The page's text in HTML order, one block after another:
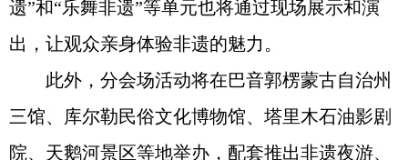
遗”和“乐舞非遗”等单元也将通过现场展示和演
出，让观众亲身体验非遗的魅力。
此外，分会场活动将在巴音郭楞蒙古自治州
三馆、库尔勒民俗文化博物馆、塔里木石油影剧
院、天鹅河景区等地举办，配套推出非遗夜游、